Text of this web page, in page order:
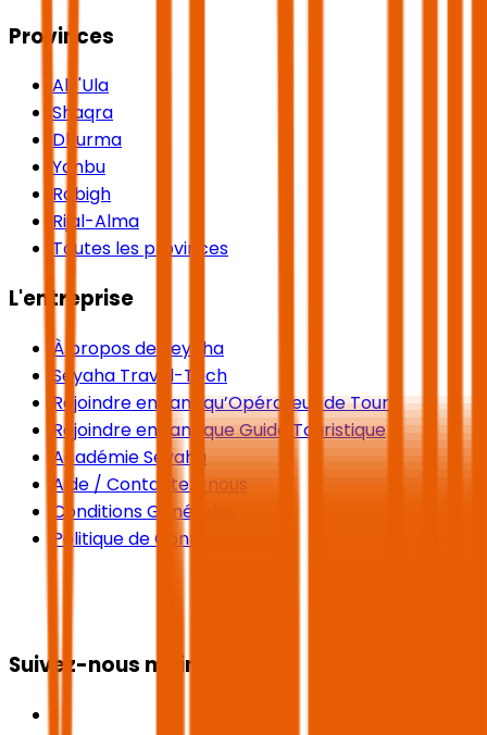
Provinces
Al-'Ula
Shaqra
Dhurma
Yanbu
Rabigh
Rijal-Alma
Toutes les provinces
L'entreprise
À propos de Seyaha
Seyaha Travel-Tech
Rejoindre en tant qu’Opérateur de Tours
Rejoindre en tant que Guide Touristique
Académie Seyaha
Aide / Contactez-nous
Conditions Générales
Politique de Confidentialité
Suivez-nous maintenant